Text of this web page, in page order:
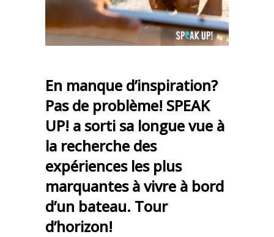
En manque d’inspiration?
Pas de problème! SPEAK
UP! a sorti sa longue vue à
la recherche des
expériences les plus
marquantes à vivre à bord
d’un bateau. Tour
d’horizon!